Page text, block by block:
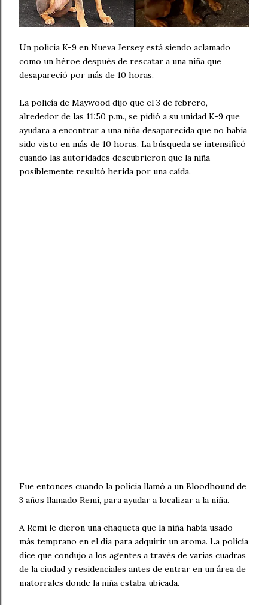
Un policía K-9 en Nueva Jersey está siendo aclamado
como un héroe después de rescatar a una niña que
desapareció por más de 10 horas.
La policía de Maywood dijo que el 3 de febrero,
alrededor de las 11:50 p.m., se pidió a su unidad K-9 que
ayudara a encontrar a una niña desaparecida que no había
sido visto en más de 10 horas. La búsqueda se intensificó
cuando las autoridades descubrieron que la niña
posiblemente resultó herida por una caída.
Fue entonces cuando la policía llamó a un Bloodhound de
3 años llamado Remi, para ayudar a localizar a la niña.
A Remi le dieron una chaqueta que la niña había usado
más temprano en el día para adquirir un aroma. La policía
dice que condujo a los agentes a través de varias cuadras
de la ciudad y residenciales antes de entrar en un área de
matorrales donde la niña estaba ubicada.